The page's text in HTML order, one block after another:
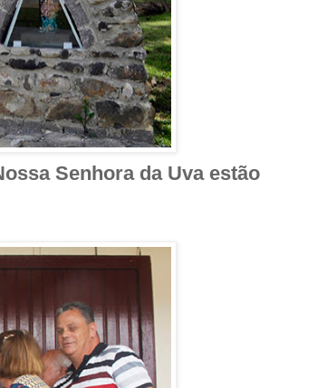
Senhora da Uva estão